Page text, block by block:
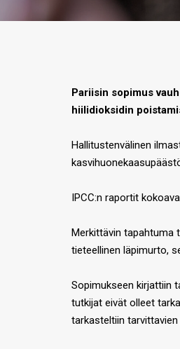
Pariisin sopimus
hiilidioksidin
Hallitustenvälinen
IPCC:n raportit
Merkittävin tapahtuma
tieteellinen läpimurto,
Sopimukseen kirjattiin
tutkijat eivät olleet
tarkasteltiin